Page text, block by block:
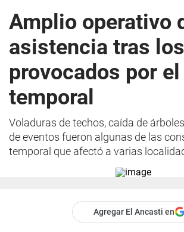
Amplio operativo
asistencia tras
provocados por el
temporal
Voladuras de techos, caída de
de eventos fueron algunas de las
temporal que afectó a varias
Agregar El Ancasti en